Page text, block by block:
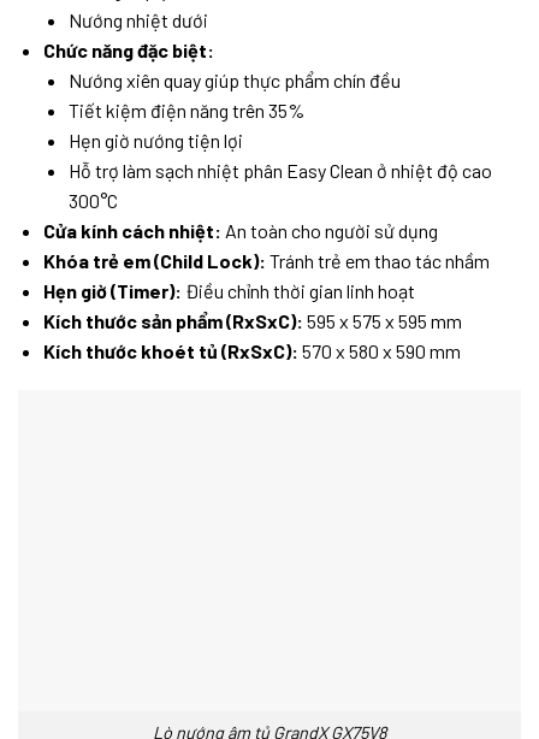
Nướng nhiệt dưới
Chức năng đặc biệt:
Nướng xiên quay giúp thực phẩm chín đều
Tiết kiệm điện năng trên 35%
Hẹn giờ nướng tiện lợi
Hỗ trợ làm sạch nhiệt phân Easy Clean ở nhiệt độ cao
300°C
Cửa kính cách nhiệt: An toàn cho người sử dụng
Khóa trẻ em (Child Lock): Tránh trẻ em thao tác nhầm
Hẹn giờ (Timer): Điều chỉnh thời gian linh hoạt
Kích thước sản phẩm (RxSxC): 595 x 575 x 595 mm
Kích thước khoét tủ (RxSxC): 570 x 580 x 590 mm
Lò nướng âm tủ GrandX GX75V8